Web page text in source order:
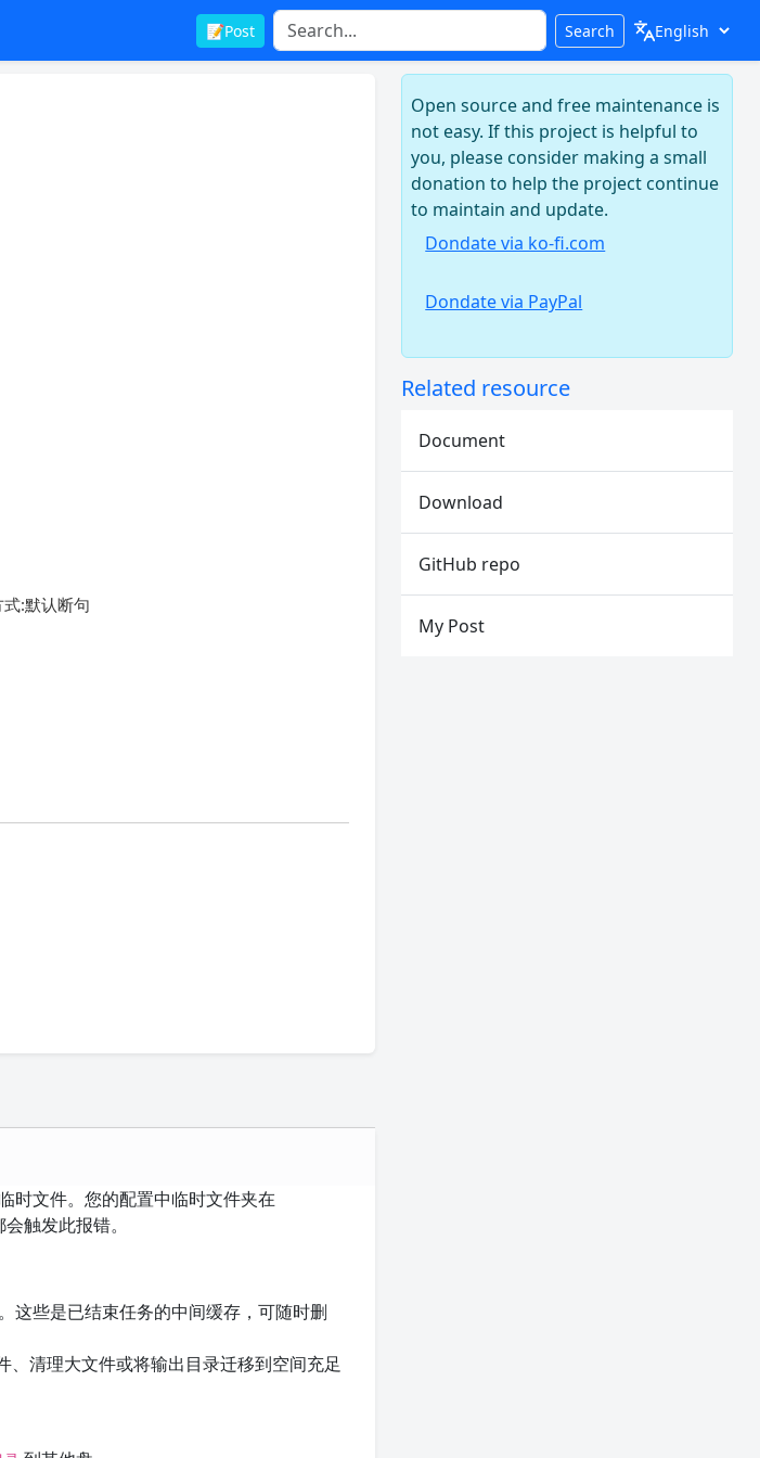
📝Post Search
:默认断句
时文件。您的配置中临时文件夹在
触发此报错。
这些是已结束任务的中间缓存，可随时删
、清理大文件或将输出目录迁移到空间充足
Open source and free maintenance is
not easy. If this project is helpful to
you, please consider making a small
donation to help the project continue
to maintain and update.
Dondate via ko-fi.com
Dondate via PayPal
Related resource
Document
Download
GitHub repo
My Post